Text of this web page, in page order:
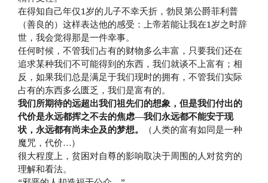
在得知自己年仅1岁的儿子不幸夭折，勃艮第公爵菲利普
（善良的）这样表达他的感受：上帝若能让我在1岁之时辞
世，我会觉得那是一件幸事。
任何时候，不管我们占有的财物多么丰富，只要我们还在
追求某种我们不可能得到的东西，我们就谈不上富有；相
反，如果我们总是满足于我们现时的拥有，不管我们实际
占有的东西多么匮乏，我们是富有的。
我们所期待的远超出我们祖先们的想象，但是我们付出的
代价是永远都挥之不去的焦虑—我们永远都不能安于现
状，永远都有尚未企及的梦想。
（人类的富有如同是一种
魔咒，代价…）
很大程度上，贫困对自尊的影响取决于周围的人对贫穷的
理解和看法。